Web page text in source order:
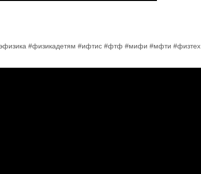
#физикадетям #ифтис #фтф #мифи #мфти #физтех